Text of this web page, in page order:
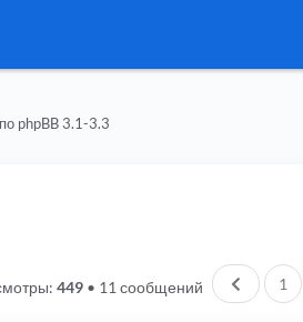
phpBB 3.1-3.3
11 сообщений Пред.
1
449•